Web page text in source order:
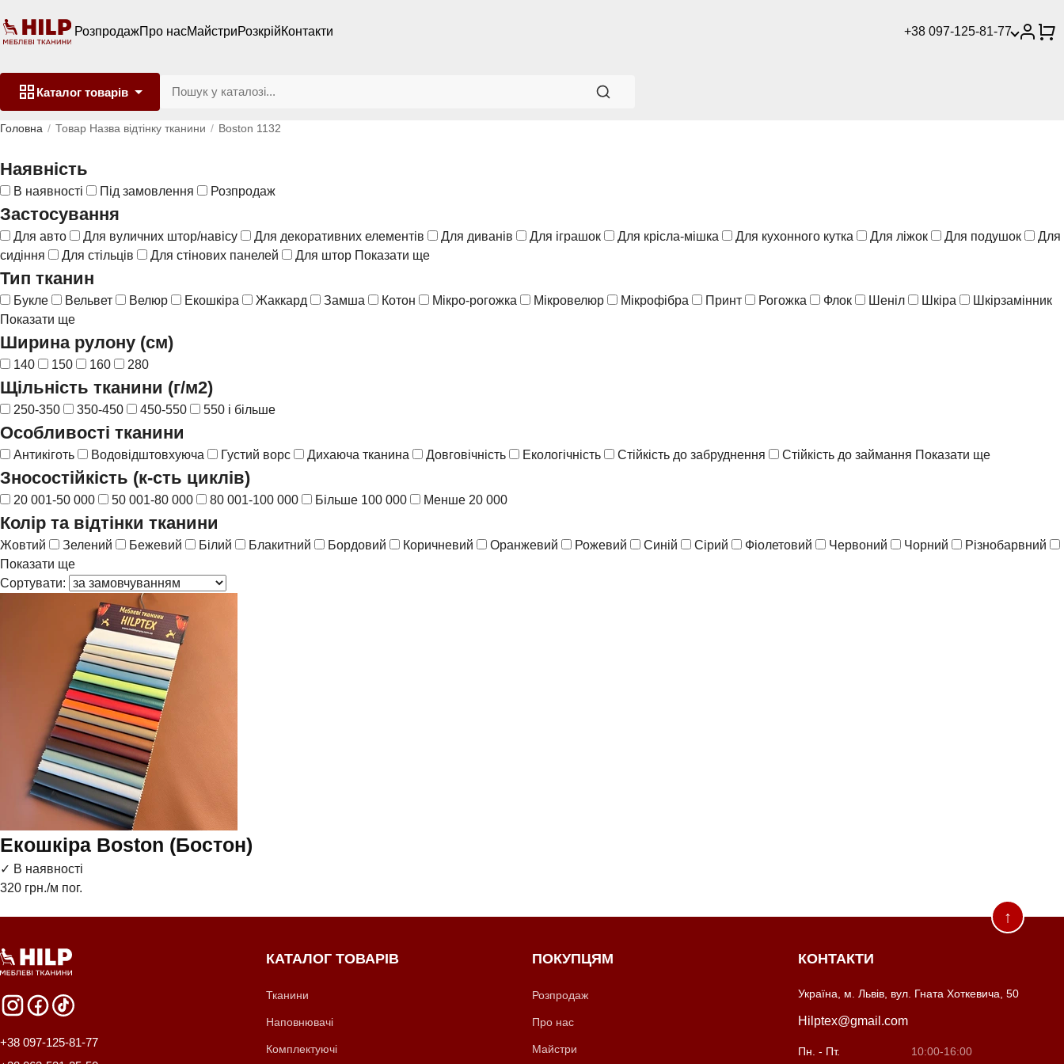
РозпродажПро насМайстриРозкрійКонтакти +38 097-125-81-77
Каталог товарів
Головна Товар Назва відтінку тканини Boston 1132
Наявність
В наявності Під замовлення Розпродаж
Застосування
Для авто Для вуличних штор/навісу Для декоративних елементів Для диванів Для іграшок Для крісла-мішка Для кухонного кутка Для ліжок Для подушок
Для
сидіння
Для стільців Для стінових панелей Для штор Показати ще
Тип тканин
Букле Вельвет Велюр Екошкіра Жаккард Замша Котон Мікро-рогожка Мікровелюр Мікрофібра Принт Рогожка Флок Шеніл Шкіра
Шкірзамінник
Показати ще
Ширина рулону (см)
140 150 160 280
Щільність тканини (г/м2)
250-350 350-450 450-550 550 і більше
Особливості тканини
Антикіготь Водовідштовхуюча Густий ворс Дихаюча тканина Довговічність Екологічність Стійкість до забруднення Стійкість до займання Показати ще
Зносостійкість (к-сть циклів)
20 001-50 000 50 001-80 000 80 001-100 000 Більше 100 000 Менше 20 000
Колір та відтінки тканини
Жовтий Зелений Бежевий Білий Блакитний Бордовий Коричневий Оранжевий Рожевий Синій Сірий Фіолетовий Червоний Чорний
Різнобарвний
Показати ще
Сортувати:
Екошкіра Boston (Бостон)
✓ В наявності
320 грн./м пог.
+38 097-125-81-77
КАТАЛОГ ТОВАРІВ
Тканини
Наповнювачі
Комплектуючі
ПОКУПЦЯМ
Розпродаж
Про нас
Майстри
КОНТАКТИ
Україна, м. Львів, вул. Гната Хоткевича, 50
Hilptex@gmail.com
Пн. - Пт. 10:00-16:00
↑